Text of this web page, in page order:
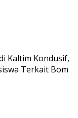
Kaltim Kondusif,
Terkait Bom